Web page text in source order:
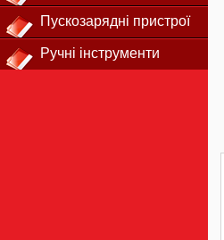
Пускозарядні пристрої
Ручні інструменти